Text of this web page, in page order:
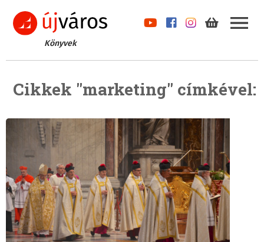
Könyvek
Cikkek "marketing" címkével: